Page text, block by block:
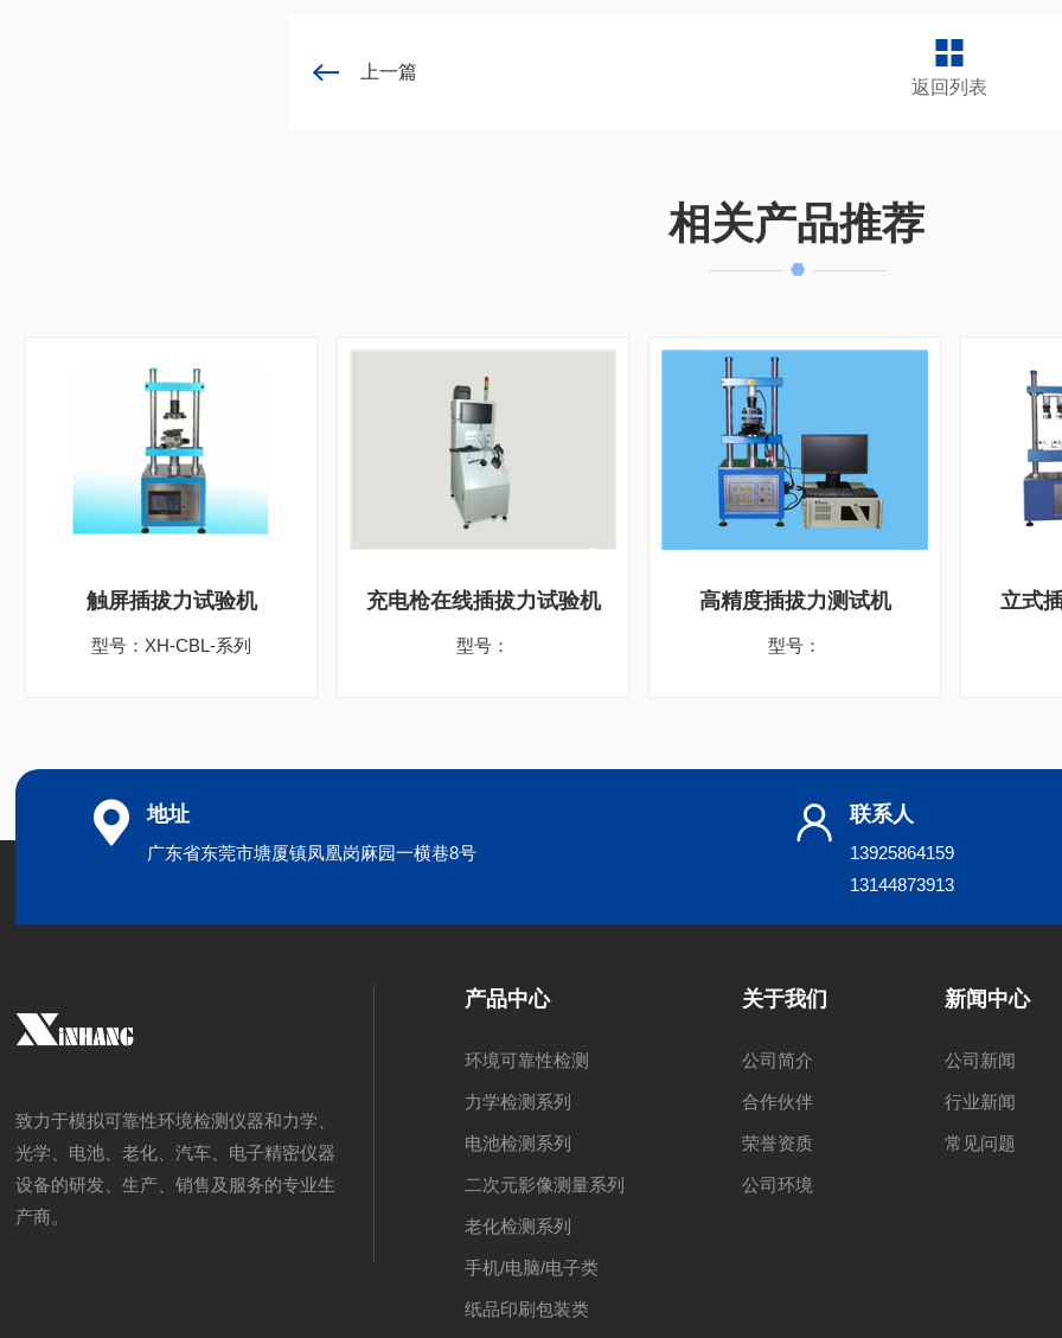
上一篇
返回列表
相关产品推荐
触屏插拔力试验机
型号：XH-CBL-系列
充电枪在线插拔力试验机
型号：
高精度插拔力测试机
型号：
立式
地址
广东省东莞市塘厦镇凤凰岗麻园一横巷8号
联系人
13925864159
13144873913
致力于模拟可靠性环境检测仪器和力学、
光学、电池、老化、汽车、电子精密仪器
设备的研发、生产、销售及服务的专业生
产商。
产品中心
环境可靠性检测
力学检测系列
电池检测系列
二次元影像测量系列
老化检测系列
手机/电脑/电子类
纸品印刷包装类
关于我们
公司简介
合作伙伴
荣誉资质
公司环境
新闻中心
公司新闻
行业新闻
常见问题